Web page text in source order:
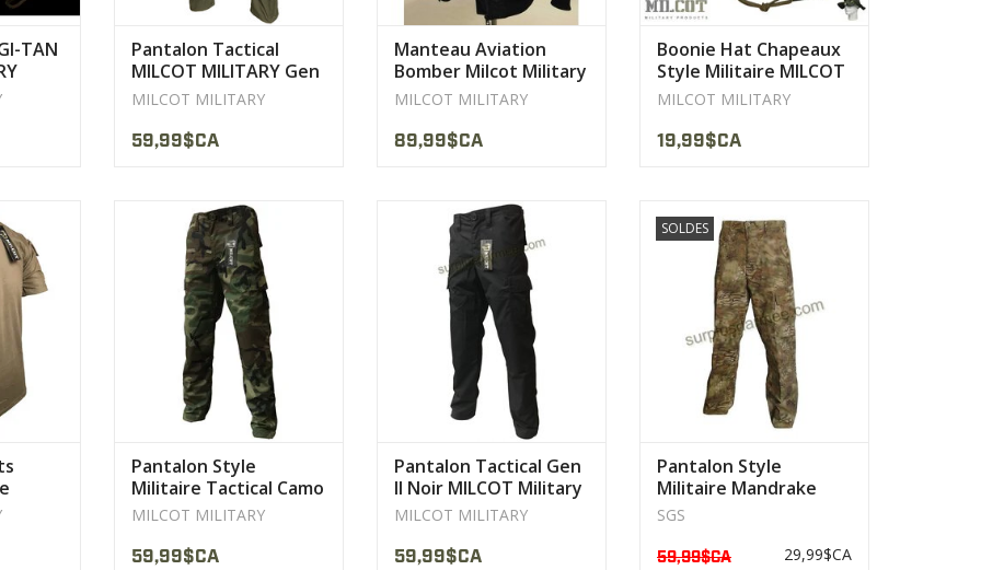
TAN
Pantalon Tactical
MILCOT MILITARY Gen
IIMILCOT MILITARY
59,99$CA
Manteau Aviation
Bomber Milcot Military
MILCOT MILITARY
89,99$CA
Boonie Hat Chapeaux
Style Militaire MILCOT
MILCOT MILITARY
19,99$CA
partout
en
Triples Couture principal
Zippersfly YKK®.
Fil de couture Coats®
AFFICHER LE PRODUIT
Pantalon Style
Militaire Tactical Camo
Woodland Milcot
MILCOT MILITARY
59,99$CA
Le Pantalon Milcot Version
Tactical
sont la Génération II du Premier.
AFFICHER LE PRODUIT
Pantalon Tactical Gen
II Noir MILCOT Military
MILCOT MILITARY
59,99$CA
SOLDES,100%cotton ripstop
AFFICHER LE PRODUIT
Pantalon Style
Militaire Mandrake
SGS
59,99$CA 29,99$CA